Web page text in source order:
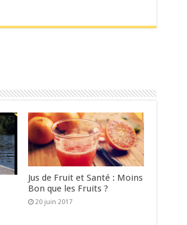
Jus de Fruit et Santé : Moins
Bon que les Fruits ?
20 juin 2017